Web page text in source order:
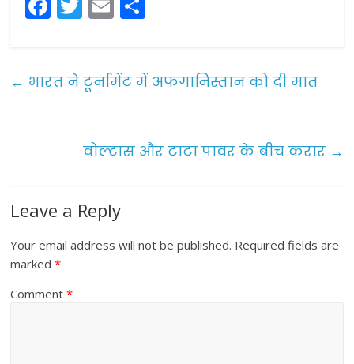
a
e
w
er
m
l e
← भारत ने टूर्नामेंट में अफगानिस्तान को दी मात
वोल्टास और टाटा पावर के बीच करार →
Leave a Reply
Your email address will not be published. Required fields are
marked*
Comment*